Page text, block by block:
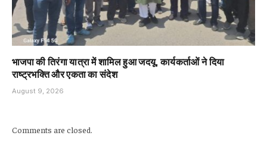
भाजपा की तिरंगा यात्रा में शामिल हुआ जदयू, कार्यकर्ताओं ने दिया
राष्ट्रभक्ति और एकता का संदेश
August 9, 2026
Comments are closed.